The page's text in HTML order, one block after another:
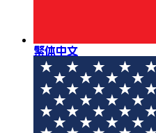
繁体中文